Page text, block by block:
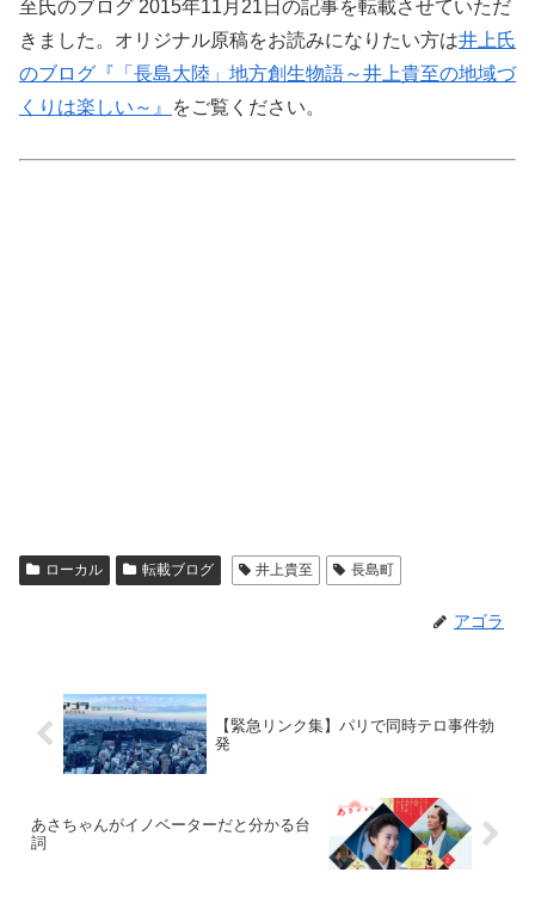
至氏のブログ 2015年11月21日の記事を転載させていただ
きました。オリジナル原稿をお読みになりたい方は井上氏
のブログ『「長島大陸」地方創生物語～井上貴至の地域づ
くりは楽しい～』
をご覧ください。
ローカル 転載ブログ 井上貴至 長島町
アゴラ
【緊急リンク集】パリで同時テロ事件勃
発
あさちゃんがイノベーターだと分かる台
詞